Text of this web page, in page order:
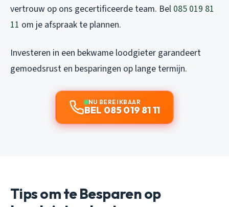
vertrouw op ons gecertificeerde team. Bel 085 019 81
11 om je afspraak te plannen.
Investeren in een bekwame loodgieter garandeert
gemoedsrust en besparingen op lange termijn.
NU BEREIKBAAR
BEL 085 019 81 11
Tips om te Besparen op